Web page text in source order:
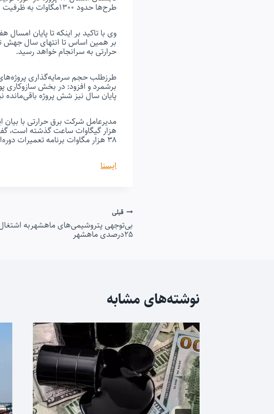
طرح‌ها حدود ۱۳۰۰مگاوات به ظرفیت نیروگاه‌های کشور افزوده است.
حرارتی به سرانجام خواهد رسید.
پایان سال نیز شش پروژه
هزار گیگاوات ساعت گذشته است،
۳۸ هزار مگاوات برنامه تعمیرات دوره‌ای و اساسی نیروگاه‌های حرارتی کشور انجام شده است.
ایسنا
راهبری
نوشته
قبلی
بی‌توجهی پتروشیمی‌های ماهشهربه
۲۵درصدی ماهشهر
نوشته‌های مشابه